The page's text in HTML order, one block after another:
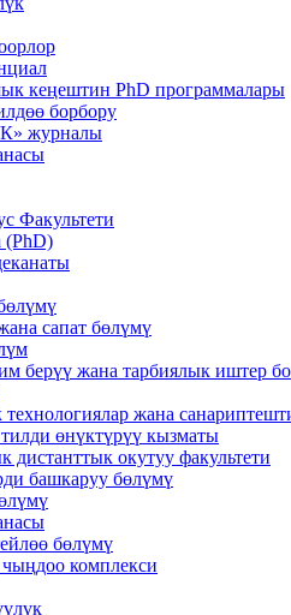
кеңештин PhD программалары
борбору
журналы
Факультети
(PhD)
сапат бөлүмү
берүү жана тарбиялык иштер
жана
өнүктүрүү кызматы
дистанттык окутуу факультети
башкаруу бөлүмү
бөлүмү
комплекси